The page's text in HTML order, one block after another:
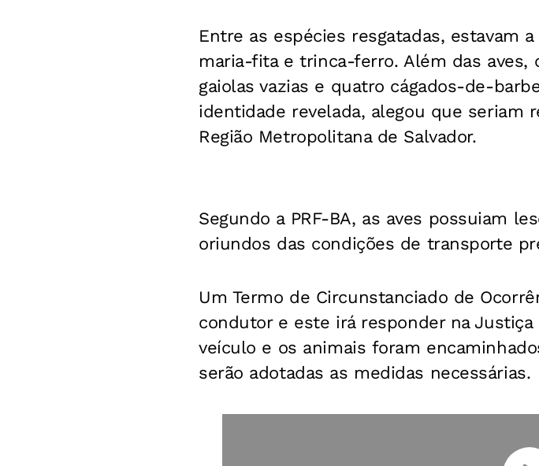
Entre as espécies resgatadas, estavam
maria-fita e trinca-ferro. Além das aves,
gaiolas vazias e quatro cágados-de-
identidade revelada, alegou que seriam
Região Metropolitana de Salvador.
Segundo a PRF-BA, as aves possuiam
oriundos das condições de transporte
Um Termo de Circunstanciado de
condutor e este irá responder na
veículo e os animais foram
serão adotadas as medidas necessárias.